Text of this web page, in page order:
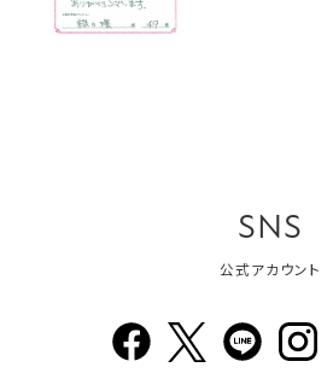
SNS
公式アカウント